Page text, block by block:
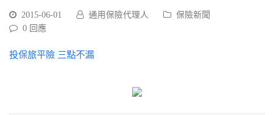
2015-06-01 通用保險代理人
保險新聞
0 回應
投保旅平險 三點不漏